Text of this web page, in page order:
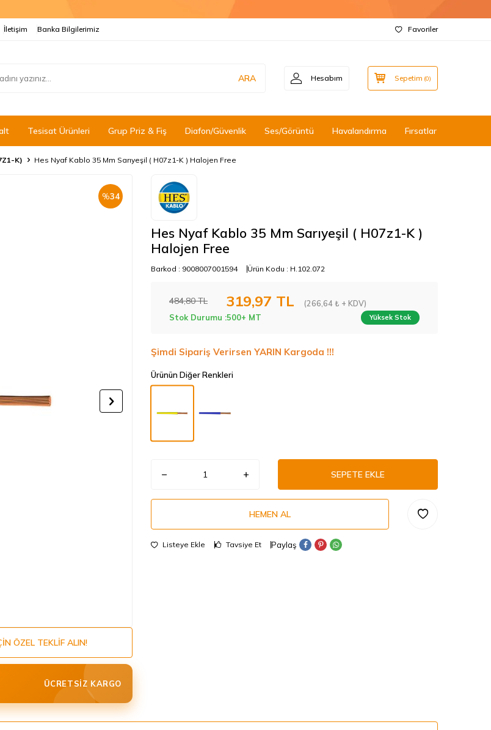
İletişim Banka Bilgilerimiz Favoriler
ARA Hesabım Sepetim (0)
Tesisat Ürünleri Grup Priz & Fiş Diafon/Güvenlik Ses/Görüntü Havalandırma Fırsatlar
K) Hes Nyaf Kablo 35 Mm Sarıyeşil ( H07z1-K ) Halojen Free
%34
ÖZEL TEKLIF ALIN!
ÜCRETSIZ KARGO
Hes Nyaf Kablo 35 Mm Sarıyeşil ( H07z1-K )
Halojen Free
Barkod : 9008007001594 Ürün Kodu : H.102.072
484,80TL 319,97 TL
(266,64 ₺ + KDV)
Stok Durumu :500+ MT Yüksek Stok
Şimdi Sipariş Verirsen YARIN Kargoda !!!
Ürünün Diğer Renkleri
SEPETE EKLE
HEMEN AL
Listeye Ekle Tavsiye Et Paylaş